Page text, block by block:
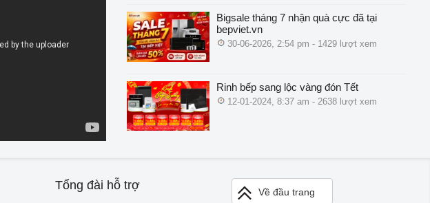
Bigsale tháng 7 nhận quà cực đã tại
bepviet.vn
30-06-2026, 2:54 pm - 1429 lượt xem
Rinh bếp sang lộc vàng đón Tết
12-01-2024, 8:37 am - 2638 lượt xem
Tổng đài hỗ trợ Về đầu trang